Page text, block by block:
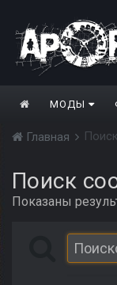
МОДЫ
Главная Поиск
Поиск
Показаны